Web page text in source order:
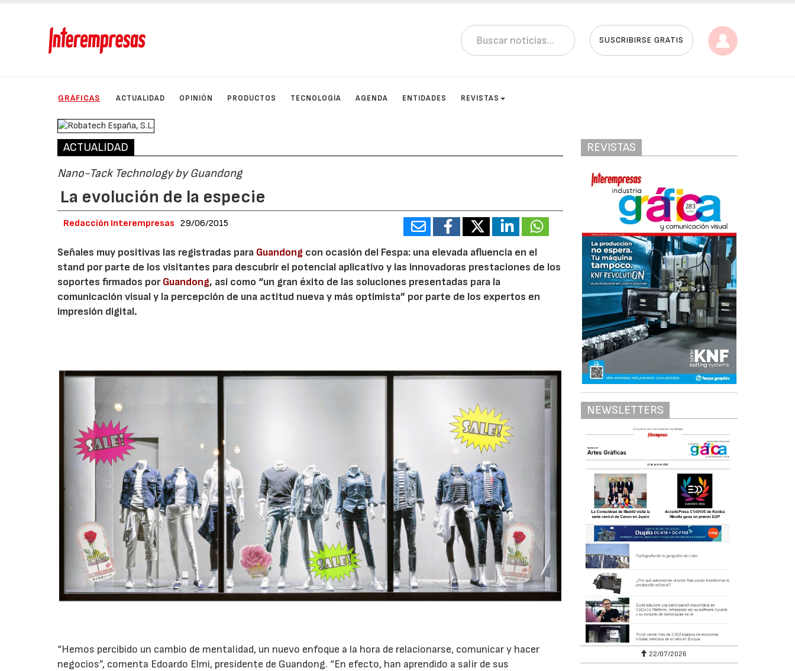
SUSCRIBIRSE GRATIS
GRÁFICAS ACTUALIDAD OPINIÓN PRODUCTOS TECNOLOGÍA AGENDA ENTIDADES REVISTAS
ACTUALIDAD
Nano-Tack Technology by Guandong
La evolución de la especie
Redacción Interempresas 29/06/2015
Señales muy positivas las registradas para Guandong con ocasión del Fespa: una elevada afluencia en el
stand por parte de los visitantes para descubrir el potencial aplicativo y las innovadoras prestaciones de los
soportes firmados porGuandong, así como “un gran éxito de las soluciones presentadas para la
comunicación visual y la percepción de una actitud nueva y más optimista” por parte de los expertos en
impresión digital.
“Hemos percibido un cambio de mentalidad, un nuevo enfoque a la hora de relacionarse, comunicar y hacer
negocios”, comenta Edoardo Elmi, presidente de Guandong. “En efecto, han aprendido a salir de sus
REVISTAS
NEWSLETTERS
22/07/2026 29/07/2026 22/07/2026